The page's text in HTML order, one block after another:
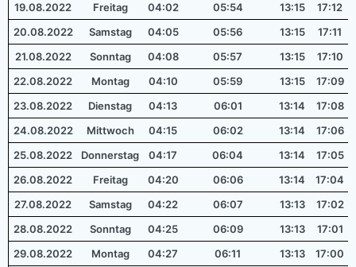
19.08.2022
Freitag 04:02 05:54 13:15
17:12
20.08.2022
Samstag 04:05 05:56 13:15
17:11
21.08.2022
Sonntag 04:08 05:57 13:15
17:10
22.08.2022
Montag 04:10 05:59 13:15
17:09
23.08.2022
Dienstag 04:13 06:01 13:14
17:08
24.08.2022
Mittwoch 04:15 06:02 13:14
17:06
25.08.2022
Donnerstag 04:17 06:04 13:14
17:05
26.08.2022
Freitag 04:20 06:06 13:14
17:04
27.08.2022
Samstag 04:22 06:07 13:13
17:02
28.08.2022
Sonntag 04:25 06:09 13:13
17:01
29.08.2022
Montag 04:27 06:11 13:13
17:00